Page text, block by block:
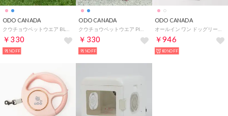
ODO CANADA
￥330
91%OFF
ODO CANADA
￥330
91%OFF
ODO CANADA
￥946
80%OFF